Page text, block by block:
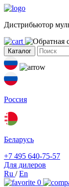
Дистрибьютор
Каталог
Россия
Беларусь
+7 495 640-75-57
Для дилеров
Ru /En
0